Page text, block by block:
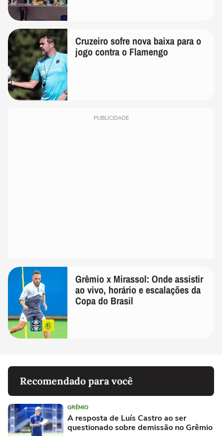
Cruzeiro sofre nova baixa para o
jogo contra o Flamengo
PUBLICIDADE
Grêmio x Mirassol: Onde assistir
ao vivo, horário e escalações da
Copa do Brasil
Recomendado para você
GRÊMIO
A resposta de Luís Castro ao ser
questionado sobre demissão no Grêmio